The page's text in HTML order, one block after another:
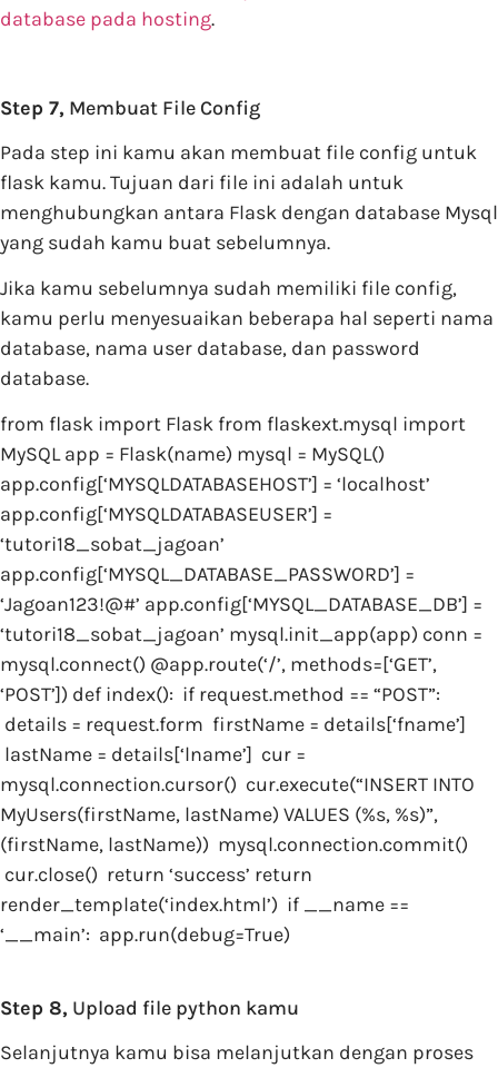
database pada hosting.
Step 7, Membuat File Config
Pada step ini kamu akan membuat file config untuk
flask kamu. Tujuan dari file ini adalah untuk
menghubungkan antara Flask dengan database Mysql
yang sudah kamu buat sebelumnya.
Jika kamu sebelumnya sudah memiliki file config,
kamu perlu menyesuaikan beberapa hal seperti nama
database, nama user database, dan password
database.
from flask import Flask from flaskext.mysql import
MySQL app = Flask(name) mysql = MySQL()
app.config[‘MYSQLDATABASEHOST’] = ‘localhost’
app.config[‘MYSQLDATABASEUSER’] =
‘tutori18_sobat_jagoan’
app.config[‘MYSQL_DATABASE_PASSWORD’] =
‘Jagoan123!@#’ app.config[‘MYSQL_DATABASE_DB’] =
‘tutori18_sobat_jagoan’ mysql.init_app(app) conn =
mysql.connect() @app.route(‘/’, methods=[‘GET’,
‘POST’]) def index(): if request.method == “POST”:
details = request.form firstName = details[‘fname’]
lastName = details[‘lname’] cur =
mysql.connection.cursor() cur.execute(“INSERT INTO
MyUsers(firstName, lastName) VALUES (%s, %s)”,
(firstName, lastName)) mysql.connection.commit()
cur.close() return ‘success’ return
render_template(‘index.html’) if __name ==
‘__main’: app.run(debug=True)
Step 8, Upload file python kamu
Selanjutnya kamu bisa melanjutkan dengan proses